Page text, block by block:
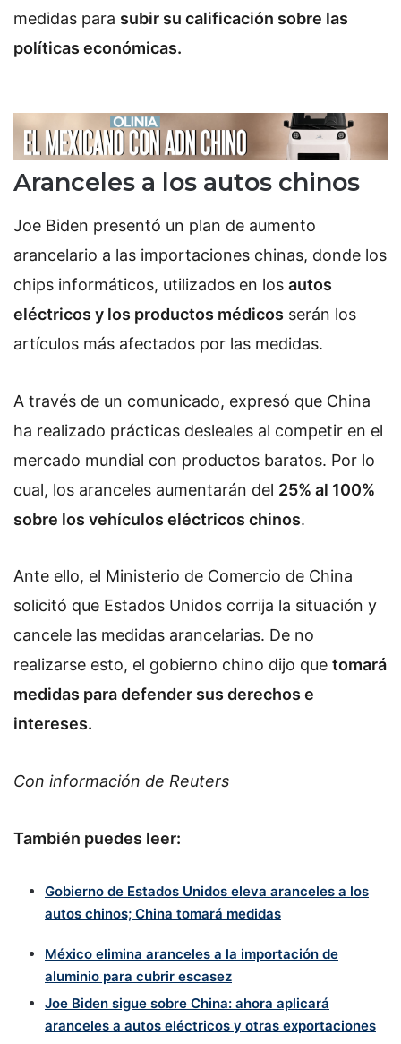
medidas para subir su calificación sobre las
políticas económicas.
Aranceles a los autos chinos
Joe Biden presentó un plan de aumento
arancelario a las importaciones chinas, donde los
chips informáticos, utilizados en los autos
eléctricos y los productos médicos serán los
artículos más afectados por las medidas.
A través de un comunicado, expresó que China
ha realizado prácticas desleales al competir en el
mercado mundial con productos baratos. Por lo
cual, los aranceles aumentarán del 25% al 100%
sobre los vehículos eléctricos chinos.
Ante ello, el Ministerio de Comercio de China
solicitó que Estados Unidos corrija la situación y
cancele las medidas arancelarias. De no
realizarse esto, el gobierno chino dijo que tomará
medidas para defender sus derechos e
intereses.
Con información de Reuters
También puedes leer:
Gobierno de Estados Unidos eleva aranceles a los
autos chinos; China tomará medidas
México elimina aranceles a la importación de
aluminio para cubrir escasez
Joe Biden sigue sobre China: ahora aplicará
aranceles a autos eléctricos y otras exportaciones